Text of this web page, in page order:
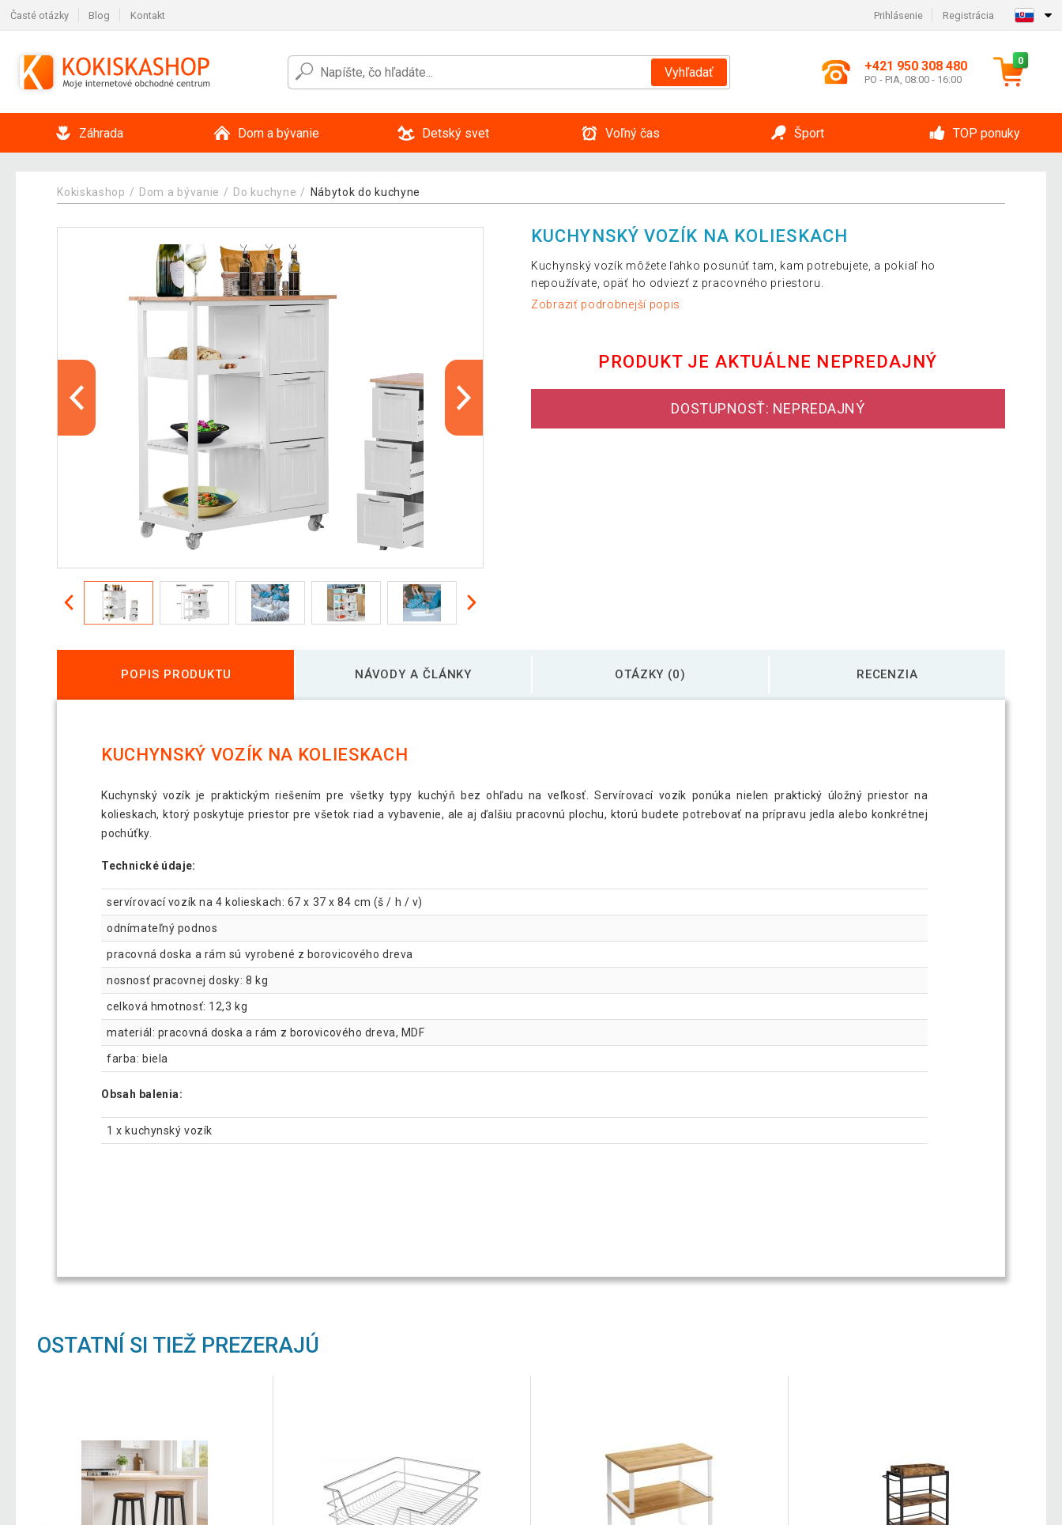
Časté otázky Blog Kontakt Prihlásenie Registrácia
Vyhľadať +421 950 308 480
PO - PIA, 08:00 - 16:00
0
Záhrada Dom a bývanie Detský svet Voľný čas Šport TOP ponuky
Kokiskashop Dom a bývanie Do kuchyne Nábytok do kuchyne
KUCHYNSKÝ VOZÍK NA KOLIESKACH
Kuchynský vozík môžete ľahko posunúť tam, kam potrebujete, a pokiaľ ho
nepoužívate, opäť ho odviezť z pracovného priestoru.
Zobraziť podrobnejší popis
PRODUKT JE AKTUÁLNE NEPREDAJNÝ
DOSTUPNOSŤ: NEPREDAJNÝ
POPIS PRODUKTU NÁVODY A ČLÁNKY OTÁZKY (0) RECENZIA
KUCHYNSKÝ VOZÍK NA KOLIESKACH
Kuchynský vozík je praktickým riešením pre všetky typy kuchýň bez ohľadu na veľkosť. Servírovací vozík ponúka nielen praktický úložný priestor na
kolieskach, ktorý poskytuje priestor pre všetok riad a vybavenie, ale aj ďalšiu pracovnú plochu, ktorú budete potrebovať na prípravu jedla alebo konkrétnej
pochúťky.
Technické údaje:
servírovací vozík na 4 kolieskach: 67 x 37 x 84 cm (š / h / v)
odnímateľný podnos
pracovná doska a rám sú vyrobené z borovicového dreva
nosnosť pracovnej dosky: 8 kg
celková hmotnosť: 12,3 kg
materiál: pracovná doska a rám z borovicového dreva, MDF
farba: biela
Obsah balenia:
1 x kuchynský vozík
OSTATNÍ SI TIEŽ PREZERAJÚ